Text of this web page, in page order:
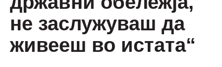
не заслужуваш да
живееш во истата“